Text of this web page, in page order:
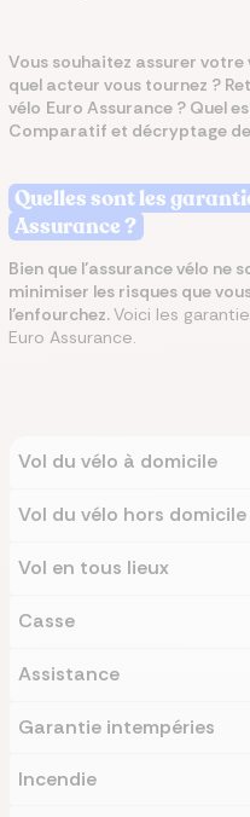
Vous souhaitez assurer votre
quel acteur vous tournez ?
vélo Euro Assurance ? Quel
Comparatif et décryptage de
Quelles sont les
Assurance ?
Bien que l’assurance vélo
minimiser les risques que
l’enfourchez.Voici les
Euro Assurance.
Vol du vélo à domicile
Vol du vélo hors domicile
Vol en tous lieux
Casse
Assistance
Garantie intempéries
Incendie